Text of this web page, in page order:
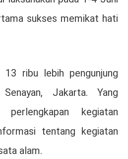
sukses memikat hati
13 ribu lebih pengunjung
Jakarta. Yang
perlengkapan kegiatan
tentang kegiatan
alam.